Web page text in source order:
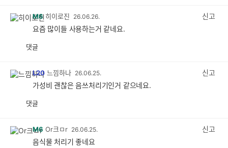
M6 히이로진 26.06.26.
신고
요즘 많이들 사용하는거 같네요.
댓글
L20 느낌하나 26.06.25.
신고
가성비 괜찮은 음쓰처리기인거 같으네요.
댓글
M6 Or크ㅁr 26.06.25.
신고
음식물 처리기 좋네요